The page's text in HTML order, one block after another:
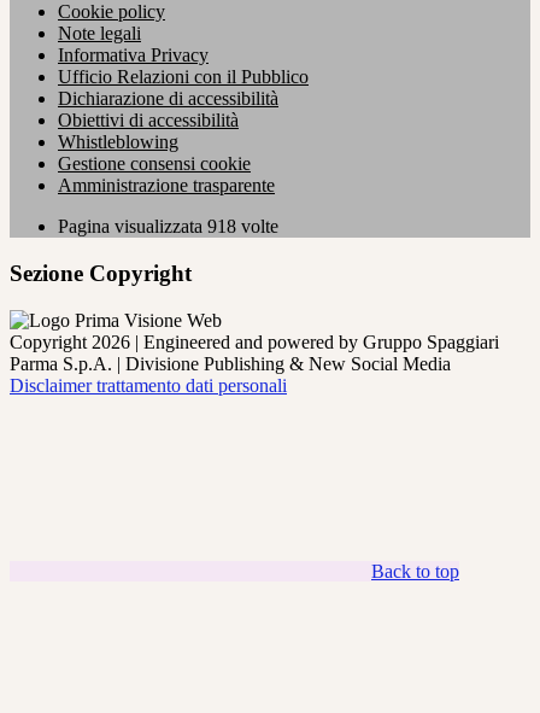
Cookie policy
Note legali
Informativa Privacy
Ufficio Relazioni con il Pubblico
Dichiarazione di accessibilità
Obiettivi di accessibilità
Whistleblowing
Gestione consensi cookie
Amministrazione trasparente
Pagina visualizzata 918 volte
Sezione Copyright
Copyright 2026 | Engineered and powered by Gruppo Spaggiari
Parma S.p.A. | Divisione Publishing & New Social Media
Disclaimer trattamento dati personali
Back to top